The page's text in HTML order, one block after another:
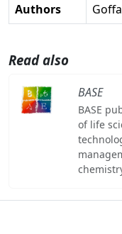
Authors
Read also
BASE
BASE
of life